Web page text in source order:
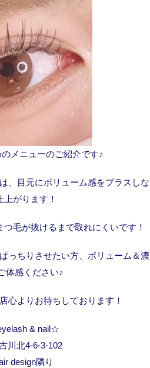
メニューのご紹介です♪
、目元にボリューム感をプラスし
がります！
毛が抜けるまで取れにくいです！
っちりさせたい方、ボリューム＆
体感ください♪
心よりお待ちしております！
& nail☆
川北4-6-3-102
design隣り